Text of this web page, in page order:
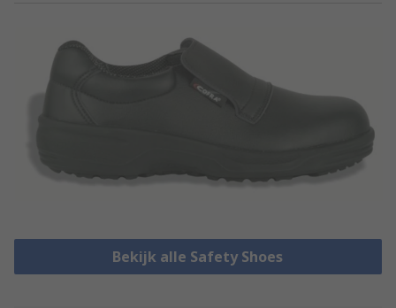
Bekijk alle Safety Shoes